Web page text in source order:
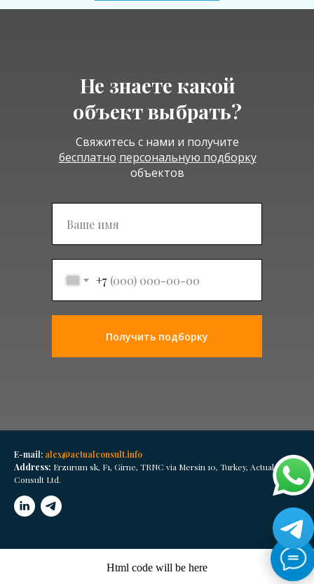
Не знаете какой
объект выбрать?
Свяжитесь с нами и получите
бесплатно персональную подборку
объектов
+7
Получить подборку
E-mail: alex@actualconsult.info
Address: Erzurum sk, F1, Girne, TRNC via Mersin 10, Turkey, Actual
Consult Ltd.
Html code will be here